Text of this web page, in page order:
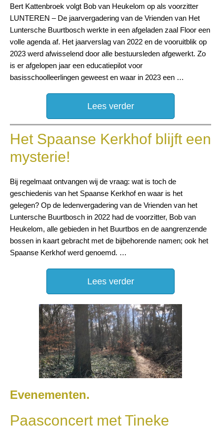
Bert Kattenbroek volgt Bob van Heukelom op als voorzitter
LUNTEREN – De jaarvergadering van de Vrienden van Het
Luntersche Buurtbosch werkte in een afgeladen zaal Floor een
volle agenda af. Het jaarverslag van 2022 en de vooruitblik op
2023 werd afwisselend door alle bestuursleden afgewerkt. Zo
is er afgelopen jaar een educatiepilot voor
basisschoolleerlingen geweest en waar in 2023 een …
Lees verder
Het Spaanse Kerkhof blijft een
mysterie!
Bij regelmaat ontvangen wij de vraag: wat is toch de
geschiedenis van het Spaanse Kerkhof en waar is het
gelegen? Op de ledenvergadering van de Vrienden van het
Luntersche Buurtbosch in 2022 had de voorzitter, Bob van
Heukelom, alle gebieden in het Buurtbos en de aangrenzende
bossen in kaart gebracht met de bijbehorende namen; ook het
Spaanse Kerkhof werd genoemd. …
Lees verder
Evenementen.
Paasconcert met Tineke